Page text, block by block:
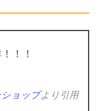
！！
ョップより引用